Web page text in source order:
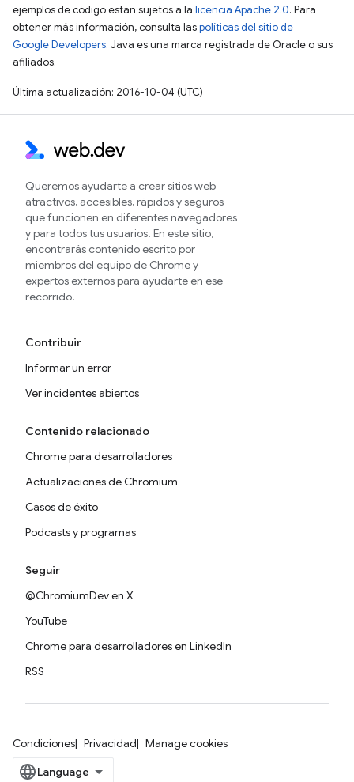
ejemplos de código están sujetos a la licencia Apache 2.0. Para
obtener más información, consulta laspolíticas del sitio de
Google Developers. Java es una marca registrada de Oracle o sus
afiliados.
Última actualización: 2016-10-04 (UTC)
Queremos ayudarte a crear sitios web
atractivos, accesibles, rápidos y seguros
que funcionen en diferentes navegadores
y para todos tus usuarios. En este sitio,
encontrarás contenido escrito por
miembros del equipo de Chrome y
expertos externos para ayudarte en ese
recorrido.
Contribuir
Informar un error
Ver incidentes abiertos
Contenido relacionado
Chrome para desarrolladores
Actualizaciones de Chromium
Casos de éxito
Podcasts y programas
Seguir
@ChromiumDev en X
YouTube
Chrome para desarrolladores en LinkedIn
RSS
Condiciones Privacidad Manage cookies